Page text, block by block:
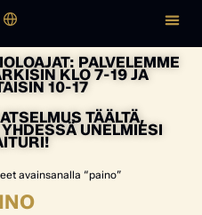
PALVELEMME
KLO 7-19 JA
10-17
TÄÄLTÄ,
UNELMIESI
avainsanalla “paino”